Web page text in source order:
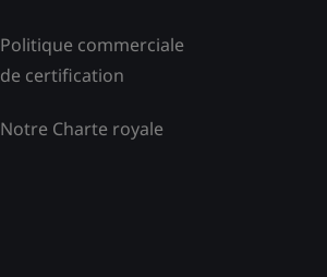
Politique commerciale
de certification
Notre Charte royale